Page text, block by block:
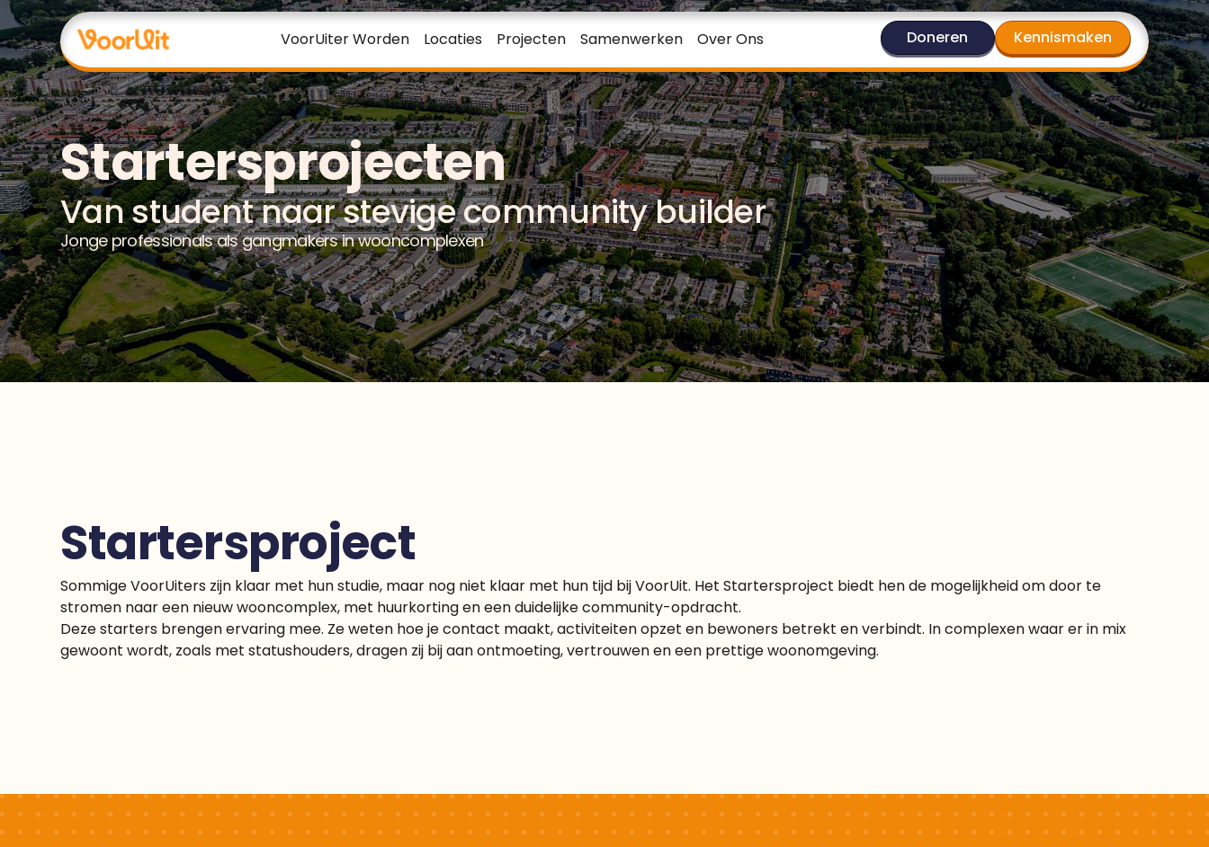
VoorUiter Worden Locaties Projecten Samenwerken Over Ons Doneren Kennismaken
Startersprojecten
Van student naar stevige community builder
Jonge professionals als gangmakers in wooncomplexen
Startersproject
Sommige VoorUiters zijn klaar met hun studie, maar nog niet klaar met hun tijd bij VoorUit. Het Startersproject biedt hen de mogelijkheid om door te
stromen naar een nieuw wooncomplex, met huurkorting en een duidelijke community-opdracht.
Deze starters brengen ervaring mee. Ze weten hoe je contact maakt, activiteiten opzet en bewoners betrekt en verbindt. In complexen waar er in mix
gewoont wordt, zoals met statushouders, dragen zij bij aan ontmoeting, vertrouwen en een prettige woonomgeving.